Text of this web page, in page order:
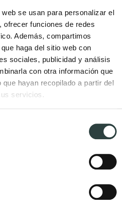
se usan para personalizar el
ofrecer funciones de redes
Además, compartimos
haga del sitio web con
sociales, publicidad y análisis
con otra información que
hayan recopilado a partir del
servicios.
de baño.